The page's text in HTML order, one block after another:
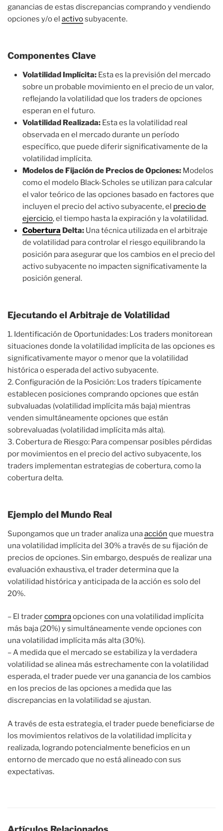
ganancias de estas discrepancias comprando y vendiendo
opciones y/o el activosubyacente.
Componentes Clave
Volatilidad Implícita: Esta es la previsión del mercado
sobre un probable movimiento en el precio de un valor,
reflejando la volatilidad que los traders de opciones
esperan en el futuro.
Volatilidad Realizada: Esta es la volatilidad real
observada en el mercado durante un período
específico, que puede diferir significativamente de la
volatilidad implícita.
Modelos de Fijación de Precios de Opciones: Modelos
como el modelo Black-Scholes se utilizan para calcular
el valor teórico de las opciones basado en factores que
incluyen el precio del activo subyacente, el precio de
ejercicio, el tiempo hasta la expiración y la volatilidad.
Cobertura Delta: Una técnica utilizada en el arbitraje
de volatilidad para controlar el riesgo equilibrando la
posición para asegurar que los cambios en el precio del
activo subyacente no impacten significativamente la
posición general.
Ejecutando el Arbitraje de Volatilidad
1. Identificación de Oportunidades: Los traders monitorean
situaciones donde la volatilidad implícita de las opciones es
significativamente mayor o menor que la volatilidad
histórica o esperada del activo subyacente.
2. Configuración de la Posición: Los traders típicamente
establecen posiciones comprando opciones que están
subvaluadas (volatilidad implícita más baja) mientras
venden simultáneamente opciones que están
sobrevaluadas (volatilidad implícita más alta).
3. Cobertura de Riesgo: Para compensar posibles pérdidas
por movimientos en el precio del activo subyacente, los
traders implementan estrategias de cobertura, como la
cobertura delta.
Ejemplo del Mundo Real
Supongamos que un trader analiza unaacción que muestra
una volatilidad implícita del 30% a través de su fijación de
precios de opciones. Sin embargo, después de realizar una
evaluación exhaustiva, el trader determina que la
volatilidad histórica y anticipada de la acción es solo del
20%.
– El tradercompraopciones con una volatilidad implícita
más baja (20%) y simultáneamente vende opciones con
una volatilidad implícita más alta (30%).
– A medida que el mercado se estabiliza y la verdadera
volatilidad se alinea más estrechamente con la volatilidad
esperada, el trader puede ver una ganancia de los cambios
en los precios de las opciones a medida que las
discrepancias en la volatilidad se ajustan.
A través de esta estrategia, el trader puede beneficiarse de
los movimientos relativos de la volatilidad implícita y
realizada, logrando potencialmente beneficios en un
entorno de mercado que no está alineado con sus
expectativas.